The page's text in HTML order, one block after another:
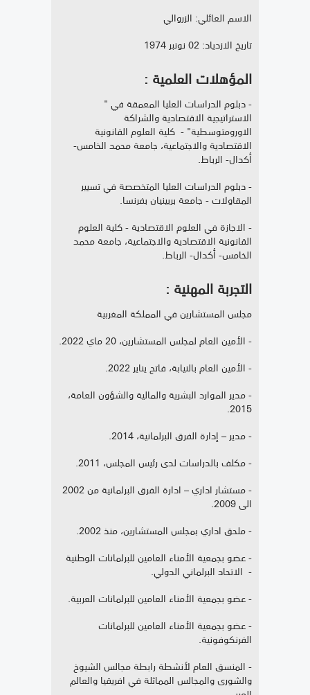
الاسم العائلي: الزروالي
تاريخ الازدياد: 02 نونبر 1974
المؤهلات العلمية :
- دبلوم الدراسات العليا المعمقة في "
الاستراتيجية الاقتصادية والشراكة
الاورومتوسطية" - كلية العلوم القانونية
الاقتصادية والاجتماعية، جامعة محمد الخامس-
أكدال- الرباط.
- دبلوم الدراسات العليا المتخصصة في تسيير
المقاولات - جامعة بربينيان بفرنسا.
- الاجازة في العلوم الاقتصادية - كلية العلوم
القانونية الاقتصادية والاجتماعية، جامعة محمد
الخامس- أكدال- الرباط.
التجربة المهنية :
مجلس المستشارين في المملكة المغربية
- الأمين العام لمجلس المستشارين، 20 ماي 2022.
- الأمين العام بالنيابة، فاتح يناير 2022.
- مدير الموارد البشرية والمالية والشؤون العامة،
2015.
- مدير – إدارة الفرق البرلمانية، 2014.
- مكلف بالدراسات لدى رئيس المجلس، 2011.
- مستشار اداري – ادارة الفرق البرلمانية من 2002
الى 2009.
- ملحق اداري بمجلس المستشارين، منذ 2002.
- عضو بجمعية الأمناء العامين للبرلمانات الوطنية
- الاتحاد البرلماني الدولي.
- عضو بجمعية الأمناء العامين للبرلمانات العربية.
- عضو بجمعية الأمناء العامين للبرلمانات
الفرنكوفونية.
- المنسق العام لأنشطة رابطة مجالس الشيوخ
والشورى والمجالس المماثلة في افريقيا والعالم